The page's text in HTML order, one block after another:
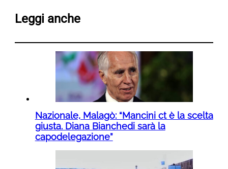
Leggi anche
Nazionale, Malagò: “Mancini ct è la scelta
giusta. Diana Bianchedi sarà la
capodelegazione”